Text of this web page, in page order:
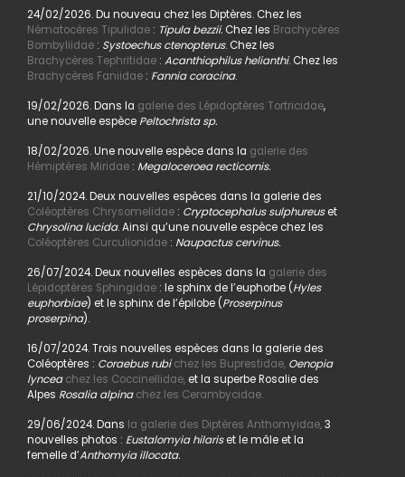
24/02/2026. Du nouveau chez les Diptères. Chez les
Nématocères Tipulidae: Tipula bezzii. Chez les Brachycères
Bombyliidae: Systoechus ctenopterus. Chez les
Brachycères Tephritidae: Acanthiophilus helianthi. Chez les
Brachycères Faniidae: Fannia coracina.
19/02/2026. Dans la galerie des Lépidoptères Tortricidae,
une nouvelle espèce Peltochrista sp.
18/02/2026. Une nouvelle espèce dans la galerie des
Hémiptères Miridae: Megaloceroea recticornis.
21/10/2024. Deux nouvelles espèces dans la galerie des
Coléoptères Chrysomelidae: Cryptocephalus sulphureuset
Chrysolina lucida. Ainsi qu’une nouvelle espèce chez les
Coléoptères Curculionidae : Naupactus cervinus.
26/07/2024. Deux nouvelles espèces dans la galerie des
Lépidoptères Sphingidae: le sphinx de l’euphorbe (Hyles
euphorbiae) et le sphinx de l’épilobe (Proserpinus
proserpina).
16/07/2024. Trois nouvelles espèces dans la galerie des
Coléoptères : Coraebus rubi chez les Buprestidae, Oenopia
lyncea chez les Coccinellidae,et la superbe Rosalie des
Alpes Rosalia alpina chez les Cerambycidae.
29/06/2024. Dans la galerie des Diptères Anthomyidae,3
nouvelles photos : Eustalomyia hilariset le mâle et la
femelle d’Anthomyia illocata.